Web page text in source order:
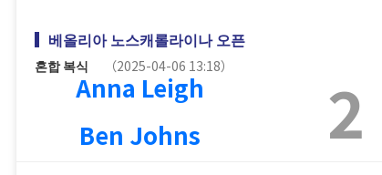
베올리아 노스캐롤라이나 오픈
혼합 복식 （2025-04-06 13:18）
Anna Leigh
Ben Johns
2